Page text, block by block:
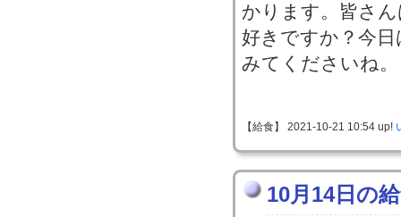
かります。皆さ
好きですか？今
みてくださいね。
【給食】 2021-10-21 10:54 up!
10月14日の